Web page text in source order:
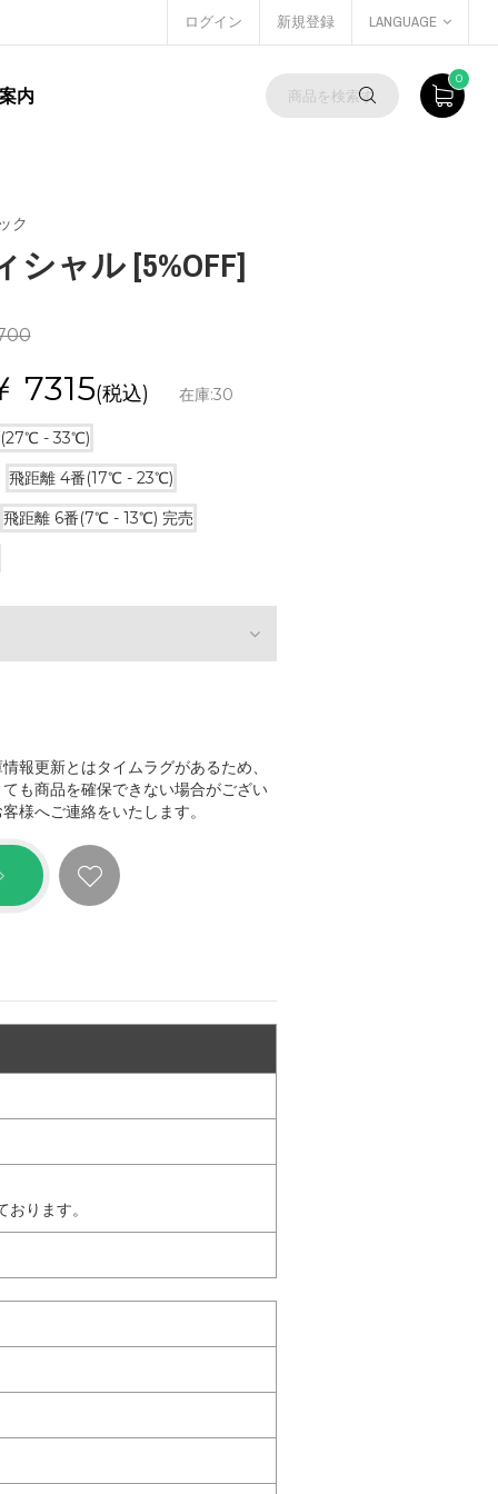
ログイン 新規登録 LANGUAGE
内
0
ク
ャル [5%OFF]
7315(税込) 在庫:30
(27℃ - 33℃)
飛距離 4番(17℃ - 23℃)
飛距離 6番(7℃ - 13℃) 完売
報更新とはタイムラグがあるため、
も商品を確保できない場合がござい
様へご連絡をいたします。
ります。